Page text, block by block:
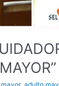
,adulto